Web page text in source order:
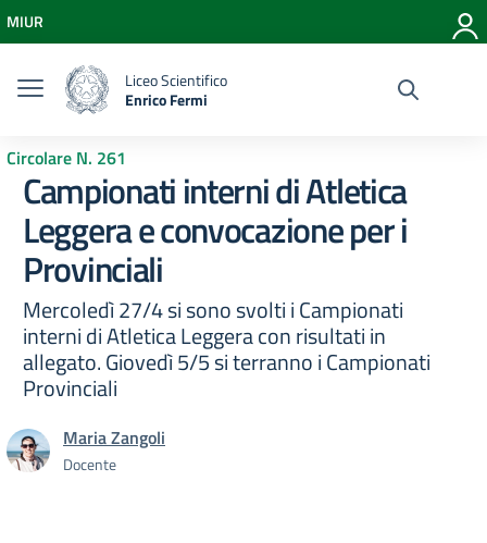
Vai al menu di navigazione
Vai al footer
MIUR
Liceo Scientifico
Enrico Fermi
Circolare N. 261
Campionati interni di Atletica
Leggera e convocazione per i
Provinciali
Mercoledì 27/4 si sono svolti i Campionati
interni di Atletica Leggera con risultati in
allegato. Giovedì 5/5 si terranno i Campionati
Provinciali
Maria Zangoli
Docente